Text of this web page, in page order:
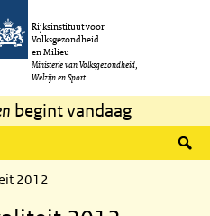
Rijksinstituut voor
Volksgezondheid
en Milieu
Ministerie van Volksgezondheid,
Welzijn en Sport
begint vandaag
2012